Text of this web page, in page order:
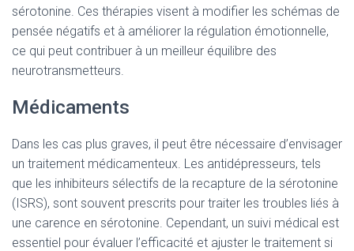
sérotonine. Ces thérapies visent à modifier les schémas de
pensée négatifs et à améliorer la régulation émotionnelle,
ce qui peut contribuer à un meilleur équilibre des
neurotransmetteurs.
Médicaments
Dans les cas plus graves, il peut être nécessaire d’envisager
un traitement médicamenteux. Les antidépresseurs, tels
que les inhibiteurs sélectifs de la recapture de la sérotonine
(ISRS), sont souvent prescrits pour traiter les troubles liés à
une carence en sérotonine. Cependant, un suivi médical est
essentiel pour évaluer l’efficacité et ajuster le traitement si